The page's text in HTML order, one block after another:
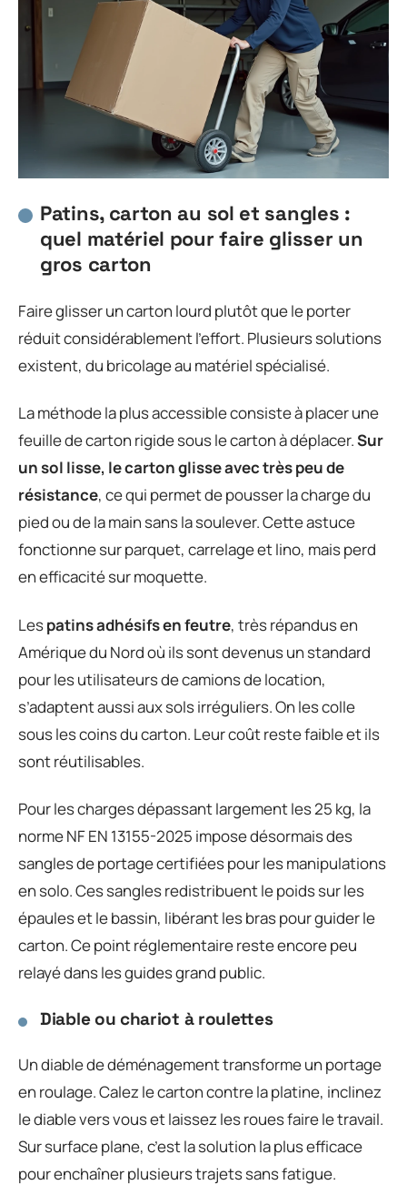
Patins, carton au sol et sangles :
quel matériel pour faire glisser un
gros carton
Faire glisser un carton lourd plutôt que le porter
réduit considérablement l’effort. Plusieurs solutions
existent, du bricolage au matériel spécialisé.
La méthode la plus accessible consiste à placer une
feuille de carton rigide sous le carton à déplacer.Sur
un sol lisse, le carton glisse avec très peu de
résistance, ce qui permet de pousser la charge du
pied ou de la main sans la soulever. Cette astuce
fonctionne sur parquet, carrelage et lino, mais perd
en efficacité sur moquette.
Lespatins adhésifs en feutre, très répandus en
Amérique du Nord où ils sont devenus un standard
pour les utilisateurs de camions de location,
s’adaptent aussi aux sols irréguliers. On les colle
sous les coins du carton. Leur coût reste faible et ils
sont réutilisables.
Pour les charges dépassant largement les 25 kg, la
norme NF EN 13155-2025 impose désormais des
sangles de portage certifiées pour les manipulations
en solo. Ces sangles redistribuent le poids sur les
épaules et le bassin, libérant les bras pour guider le
carton. Ce point réglementaire reste encore peu
relayé dans les guides grand public.
Diable ou chariot à roulettes
Un diable de déménagement transforme un portage
en roulage. Calez le carton contre la platine, inclinez
le diable vers vous et laissez les roues faire le travail.
Sur surface plane, c’est la solution la plus efficace
pour enchaîner plusieurs trajets sans fatigue.